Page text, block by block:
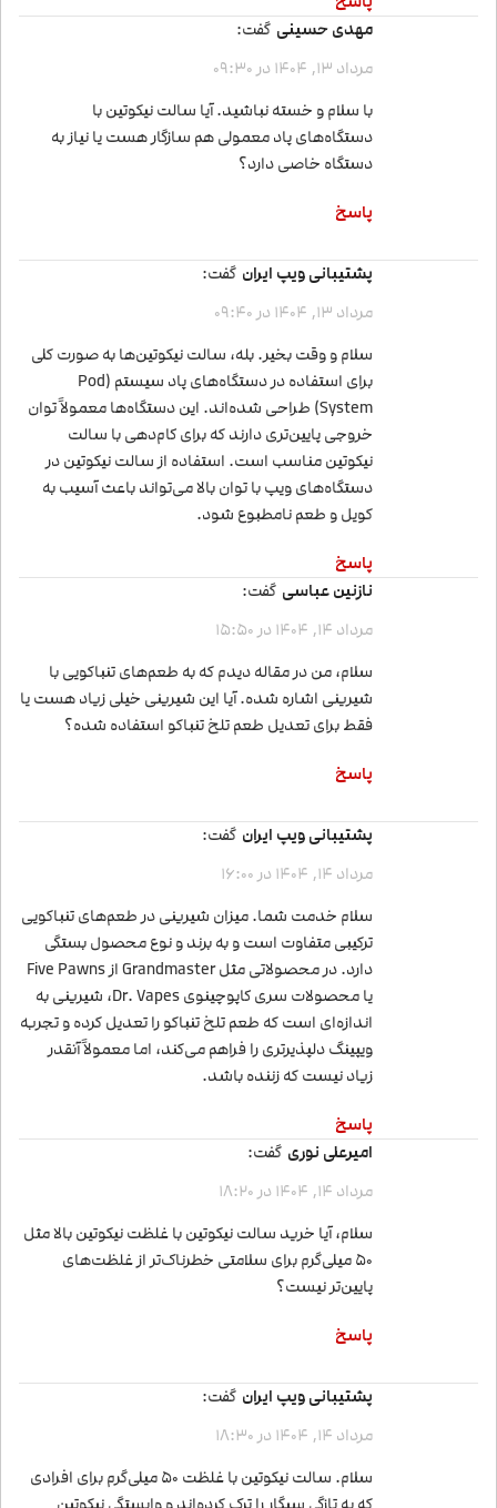
مهدی حسینی گفت:
مرداد 13, 1404 در 09:30
با سلام و خسته نباشید. آیا سالت نیکوتین با
دستگاه‌های پاد معمولی هم سازگار هست یا نیاز به
دستگاه خاصی دارد؟
پاسخ
پشتیبانی ویپ ایران گفت:
مرداد 13, 1404 در 09:40
سلام و وقت بخیر. بله، سالت نیکوتین‌ها به صورت کلی
برای استفاده در دستگاه‌های پاد سیستم (Pod
System) طراحی شده‌اند. این دستگاه‌ها معمولاً توان
خروجی پایین‌تری دارند که برای کام‌دهی با سالت
نیکوتین مناسب است. استفاده از سالت نیکوتین در
دستگاه‌های ویپ با توان بالا می‌تواند باعث آسیب به
کویل و طعم نامطبوع شود.
پاسخ
نازنین عباسی گفت:
مرداد 14, 1404 در 15:50
سلام، من در مقاله دیدم که به طعم‌های تنباکویی با
شیرینی اشاره شده. آیا این شیرینی خیلی زیاد هست یا
فقط برای تعدیل طعم تلخ تنباکو استفاده شده؟
پاسخ
پشتیبانی ویپ ایران گفت:
مرداد 14, 1404 در 16:00
سلام خدمت شما. میزان شیرینی در طعم‌های تنباکویی
ترکیبی متفاوت است و به برند و نوع محصول بستگی
دارد. در محصولاتی مثل Grandmaster از Five Pawns
یا محصولات سری کاپوچینوی Dr. Vapes، شیرینی به
اندازه‌ای است که طعم تلخ تنباکو را تعدیل کرده و تجربه
ویپینگ دلپذیرتری را فراهم می‌کند، اما معمولاً آنقدر
زیاد نیست که زننده باشد.
پاسخ
امیرعلی نوری گفت:
مرداد 14, 1404 در 18:20
سلام، آیا خرید سالت نیکوتین با غلظت نیکوتین بالا مثل
50 میلی‌گرم برای سلامتی خطرناک‌تر از غلظت‌های
پایین‌تر نیست؟
پاسخ
پشتیبانی ویپ ایران گفت:
مرداد 14, 1404 در 18:30
سلام. سالت نیکوتین با غلظت 50 میلی‌گرم برای افرادی